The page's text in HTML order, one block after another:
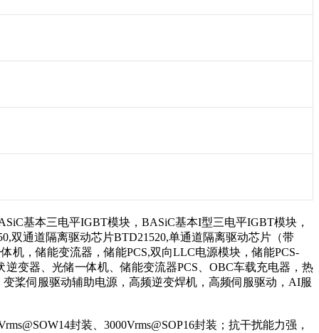
基本三电平IGBT模块，BASiC基本I型三电平IGBT模块，
双通道隔离驱动芯片BTD21520,单通道隔离驱动芯片（带
机，储能变流器，储能PCS,双向LLC电源模块，储能PCS-
变器、光储一体机、储能变流器PCS、OBC车载充电器，热
桨伺服驱动辅助电源，高频逆变焊机，高频伺服驱动，AI服
封装、3000Vrms@SOP16封装；抗干扰能力强，